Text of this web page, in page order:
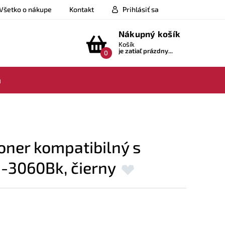
o nákupe Kontakt Prihlásiť sa
0
Nákupný košík
Košík
je zatiaľ prázdny...
kompatibilný s
3060Bk, čierny